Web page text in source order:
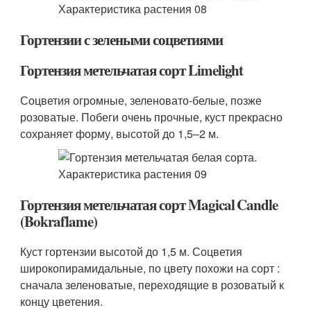
Гортензии с зелеными соцветиями
Гортензия метельчатая сорт Limelight
Соцветия огромные, зеленовато-белые, позже
розоватые. Побеги очень прочные, куст прекрасно
сохраняет форму, высотой до 1,5–2 м.
Гортензия метельчатая сорт Magical Candle
(Bokraflame)
Куст гортензии высотой до 1,5 м. Соцветия
широкопирамидальные, по цвету похожи на сорт :
сначала зеленоватые, переходящие в розоватый к
концу цветения.